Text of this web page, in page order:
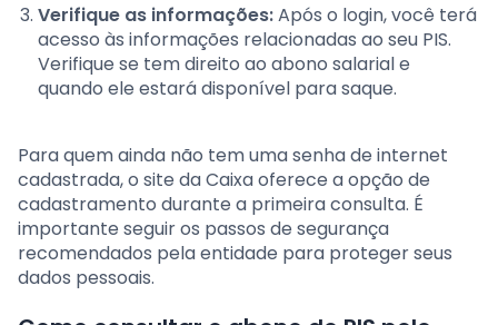
Verifique as informações:Após o login, você terá
acesso às informações relacionadas ao seu PIS.
Verifique se tem direito ao abono salarial e
quando ele estará disponível para saque.
Para quem ainda não tem uma senha de internet
cadastrada, o site da Caixa oferece a opção de
cadastramento durante a primeira consulta. É
importante seguir os passos de segurança
recomendados pela entidade para proteger seus
dados pessoais.